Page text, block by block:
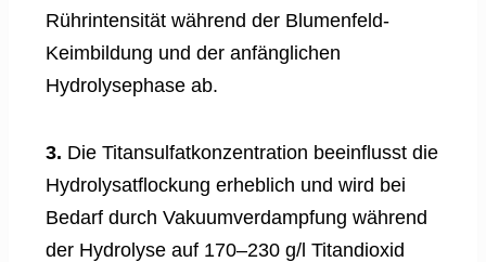
Rührintensität während der Blumenfeld-
Keimbildung und der anfänglichen
Hydrolysephase ab.
3. Die Titansulfatkonzentration beeinflusst die
Hydrolysatflockung erheblich und wird bei
Bedarf durch Vakuumverdampfung während
der Hydrolyse auf 170–230 g/l Titandioxid